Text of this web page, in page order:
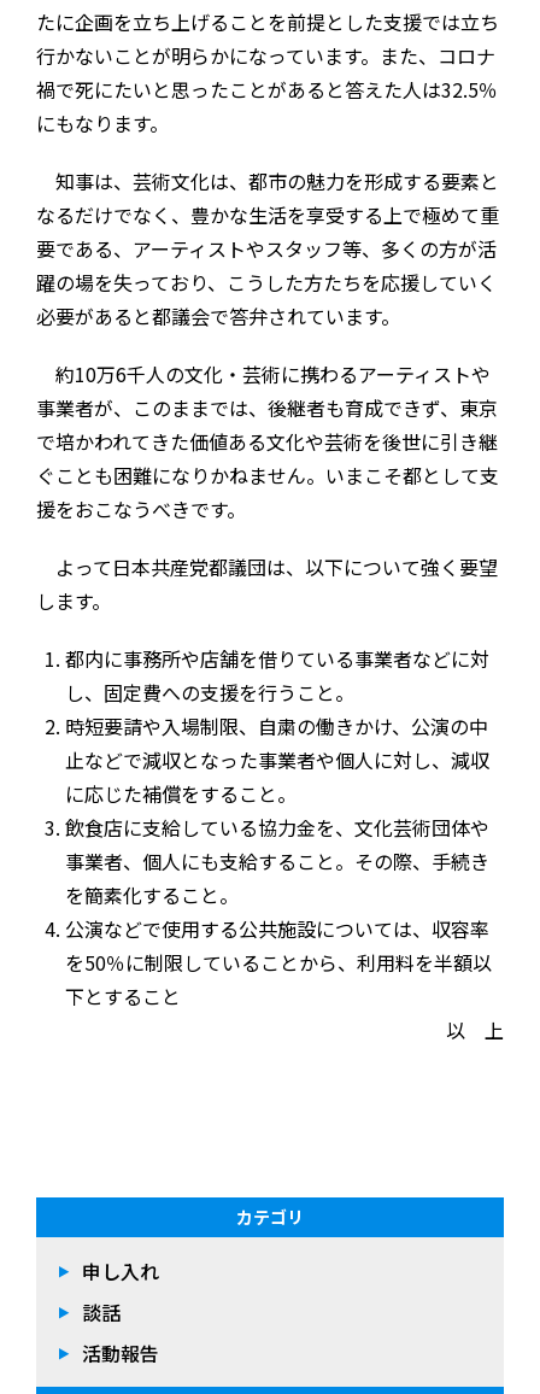
たに企画を立ち上げることを前提とした支援では立ち
行かないことが明らかになっています。また、コロナ
禍で死にたいと思ったことがあると答えた人は32.5％
にもなります。
知事は、芸術文化は、都市の魅力を形成する要素と
なるだけでなく、豊かな生活を享受する上で極めて重
要である、アーティストやスタッフ等、多くの方が活
躍の場を失っており、こうした方たちを応援していく
必要があると都議会で答弁されています。
約10万6千人の文化・芸術に携わるアーティストや
事業者が、このままでは、後継者も育成できず、東京
で培かわれてきた価値ある文化や芸術を後世に引き継
ぐことも困難になりかねません。いまこそ都として支
援をおこなうべきです。
よって日本共産党都議団は、以下について強く要望
します。
都内に事務所や店舗を借りている事業者などに対
し、固定費への支援を行うこと。
時短要請や入場制限、自粛の働きかけ、公演の中
止などで減収となった事業者や個人に対し、減収
に応じた補償をすること。
飲食店に支給している協力金を、文化芸術団体や
事業者、個人にも支給すること。その際、手続き
を簡素化すること。
公演などで使用する公共施設については、収容率
を50％に制限していることから、利用料を半額以
下とすること
以 上
カテゴリ
申し入れ
談話
活動報告